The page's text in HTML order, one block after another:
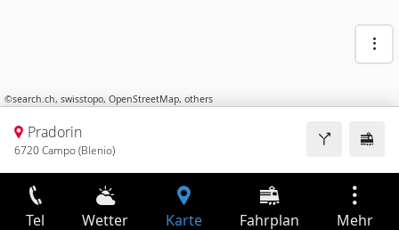
©search.ch, swisstopo, OpenStreetMap, others
Pradorin
6720 Campo (Blenio)
Tel Wetter Karte Fahrplan Mehr